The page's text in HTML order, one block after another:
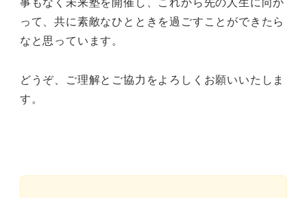
って、共に素敵なひとときを過ごすことができたら
なと思っています。
どうぞ、ご理解とご協力をよろしくお願いいたしま
す。